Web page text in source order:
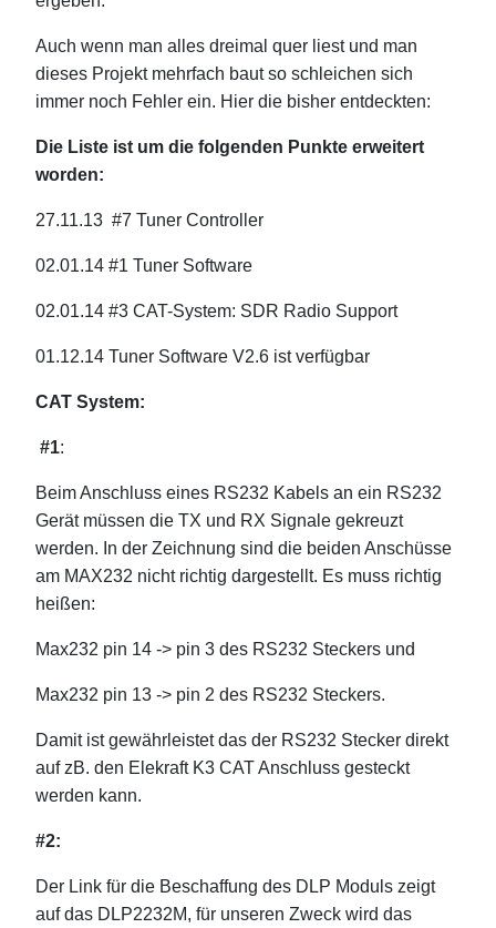
Auch wenn man alles dreimal quer liest und man
dieses Projekt mehrfach baut so schleichen sich
immer noch Fehler ein. Hier die bisher entdeckten:
Die Liste ist um die folgenden Punkte erweitert
worden:
27.11.13 #7 Tuner Controller
02.01.14 #1 Tuner Software
02.01.14 #3 CAT-System: SDR Radio Support
01.12.14 Tuner Software V2.6 ist verfügbar
CAT System:
#1:
Beim Anschluss eines RS232 Kabels an ein RS232
Gerät müssen die TX und RX Signale gekreuzt
werden. In der Zeichnung sind die beiden Anschüsse
am MAX232 nicht richtig dargestellt. Es muss richtig
heißen:
Max232 pin 14 -> pin 3 des RS232 Steckers und
Max232 pin 13 -> pin 2 des RS232 Steckers.
Damit ist gewährleistet das der RS232 Stecker direkt
auf zB. den Elekraft K3 CAT Anschluss gesteckt
werden kann.
#2:
Der Link für die Beschaffung des DLP Moduls zeigt
auf das DLP2232M, für unseren Zweck wird das